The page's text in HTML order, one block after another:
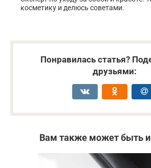
косметику и делюсь советами.
Понравилась статья?
друзьями:
Вам также может быть